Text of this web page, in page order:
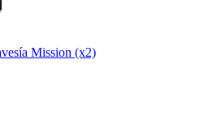
Mission (x2)